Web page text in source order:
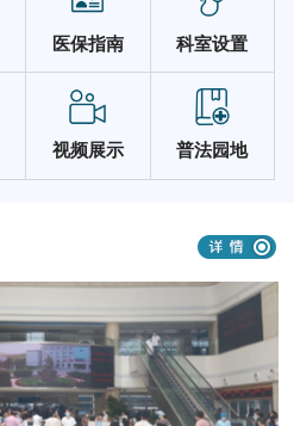
医保指南 科室设置
视频展示 普法园地